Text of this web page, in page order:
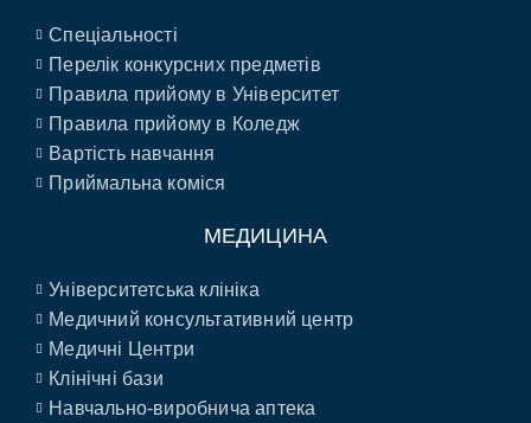
Спеціальності
Перелік конкурсних предметів
Правила прийому в Університет
Правила прийому в Коледж
Вартість навчання
Приймальна коміся
МЕДИЦИНА
Університетська клініка
Медичний консультативний центр
Медичні Центри
Клінічні бази
Навчально-виробнича аптека